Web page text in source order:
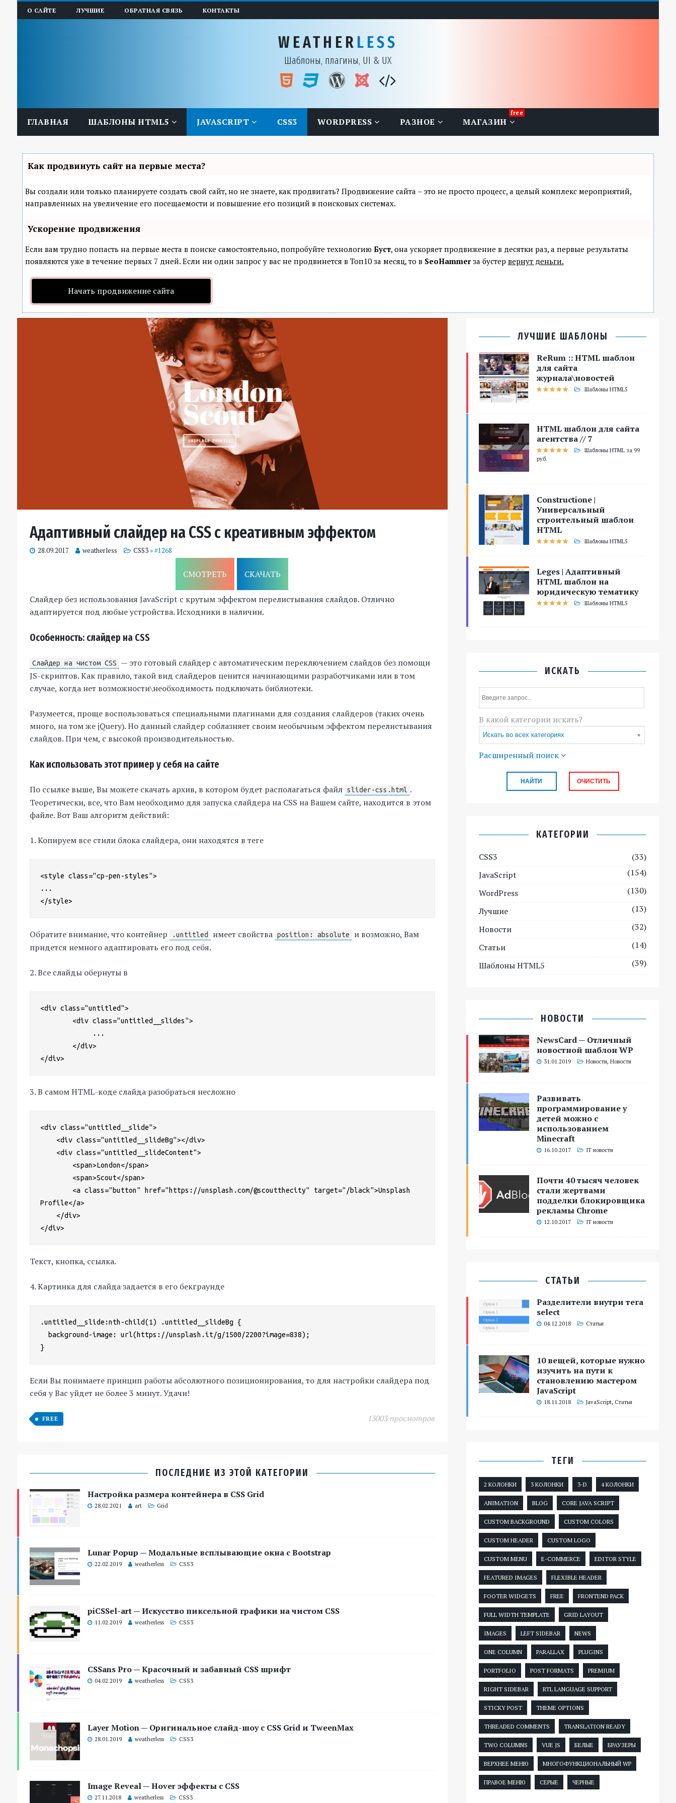
О САЙТЕ ЛУЧШИЕ ОБРАТНАЯ СВЯЗЬ КОНТАКТЫ
WEATHER LESS
Шаблоны, плагины, UI & UX
ГЛАВНАЯ ШАБЛОНЫ HTML5 JAVASCRIPT CSS3 WORDPRESS РАЗНОЕ МАГАЗИН
Как продвинуть сайт на первые места?
Вы создали или только планируете создать свой сайт, но не знаете, как продвигать? Продвижение сайта – это не просто процесс, а целый комплекс мероприятий,
направленных на увеличение его посещаемости и повышение его позиций в поисковых системах.
Ускорение продвижения
Если вам трудно попасть на первые места в поиске самостоятельно, попробуйте технологию Буст, она ускоряет продвижение в десятки раз, а первые результаты
появляются уже в течение первых 7 дней. Если ни один запрос у вас не продвинется в Топ10 за месяц, то в SeoHammerза бустер вернут деньги.
Начать продвижение сайта
Адаптивный слайдер на CSS с креативным эффектом
28.09.2017 weatherless CSS3» #1268
СМОТРЕТЬ СКАЧАТЬ
Слайдер без использования JavaScript с крутым эффектом перелистывания слайдов. Отлично
адаптируется под любые устройства. Исходники в наличии.
Особенность: слайдер на CSS
Слайдер на чистом CSS
— это готовый слайдер с автоматическим переключением слайдов без помощи
JS-скриптов. Как правило, такой вид слайдеров ценится начинающими разработчиками или в том
случае, когда нет возможности\необходимость подключать библиотеки.
Разумеется, проще воспользоваться специальными плагинами для создания слайдеров (таких очень
много, на том же jQuery). Но данный слайдер соблазняет своим необычным эффектом перелистывания
слайдов. При чем, с высокой производительностью.
Как использовать этот пример у себя на сайте
По ссылке выше, Вы можете скачать архив, в котором будет располагаться файл slider-css.html .
Теоретически, все, что Вам необходимо для запуска слайдера на CSS на Вашем сайте, находится в этом
файле. Вот Ваш алгоритм действий:
1. Копируем все стили блока слайдера, они находятся в теге
<style class="cp-pen-styles">
...
</style>
Обратите внимание, что контейнер .untitled имеет свойства position: absolute
и возможно, Вам
придется немного адаптировать его под себя.
2. Все слайды обернуты в
<div class="untitled">
</div>
3. В самом HTML-коде слайда разобраться несложно
<div class="untitled__slide">
Profile</a>
</div>
Текст, кнопка, ссылка.
4. Картинка для слайда задается в его бекграунде
.untitled__slide:nth-child(1) .untitled__slideBg {
}
Если Вы понимаете принцип работы абсолютного позиционирования, то для настройки слайдера под
себя у Вас уйдет не более 3 минут. Удачи!
13003 просмотров
FREE
ПОСЛЕДНИЕ ИЗ ЭТОЙ КАТЕГОРИИ
Настройка размера контейнера в CSS Grid
28.02.2021 art Grid
Lunar Popup — Модальные всплывающие окна с Bootstrap
22.02.2019 weatherless CSS3
piCSSel-art — Искусство пиксельной графики на чистом CSS
11.02.2019 weatherless CSS3
CSSans Pro — Красочный и забавный CSS шрифт
04.02.2019 weatherless CSS3
Layer Motion — Оригинальное слайд-шоу с CSS Grid и TweenMax
28.01.2019 weatherless CSS3
Image Reveal — Hover эффекты с CSS
27.11.2018 weatherless CSS3
ЛУЧШИЕ ШАБЛОНЫ
ReRum :: HTML шаблон
для сайта
журнала\новостей
Шаблоны HTML5
HTML шаблон для сайта
агентства // 7
Шаблоны HTML за 99
руб.
Constructione |
Универсальный
строительный шаблон
HTML
Шаблоны HTML5
Leges | Адаптивный
HTML шаблон на
юридическую тематику
Шаблоны HTML5
ИСКАТЬ
В какой категории искать?
Искать во всех категориях
Расширенный поиск
КАТЕГОРИИ
CSS3
(33)
JavaScript
(154)
WordPress
(130)
Лучшие
(13)
Новости
(32)
Статьи
(14)
Шаблоны HTML5
(39)
НОВОСТИ
NewsCard — Отличный
новостной шаблон WP
31.01.2019 Новости,Новости
Развивать
программирование у
детей можно с
использованием
Minecraft
16.10.2017 IT новости
Почти 40 тысяч человек
стали жертвами
подделки блокировщика
рекламы Chrome
12.10.2017 IT новости
СТАТЬИ
Разделители внутри тега
select
04.12.2018 Статьи
10 вещей, которые нужно
изучить на пути к
становлению мастером
JavaScript
18.11.2018 JavaScript, Статьи
ТЕГИ
2 КОЛОНКИ 3 КОЛОНКИ 3-D 4 КОЛОНКИ
ANIMATION BLOG CORE JAVA SCRIPT
CUSTOM BACKGROUND CUSTOM COLORS
CUSTOM HEADER CUSTOM LOGO
CUSTOM MENU E-COMMERCE EDITOR STYLE
FEATURED IMAGES FLEXIBLE HEADER
FOOTER WIDGETS FREE FRONTEND PACK
FULL WIDTH TEMPLATE GRID LAYOUT
IMAGES LEFT SIDEBAR NEWS
ONE COLUMN PARALLAX PLUGINS
PORTFOLIO POST FORMATS PREMIUM
RIGHT SIDEBAR RTL LANGUAGE SUPPORT
STICKY POST THEME OPTIONS
THREADED COMMENTS TRANSLATION READY
TWO COLUMNS VUE JS БЕЛЫЕ БРАУЗЕРЫ
ВЕРХНЕЕ МЕНЮ МНОГОФУНКЦИОНАЛЬНЫЙ WP
ПРАВОЕ МЕНЮ СЕРЫЕ ЧЕРНЫЕ